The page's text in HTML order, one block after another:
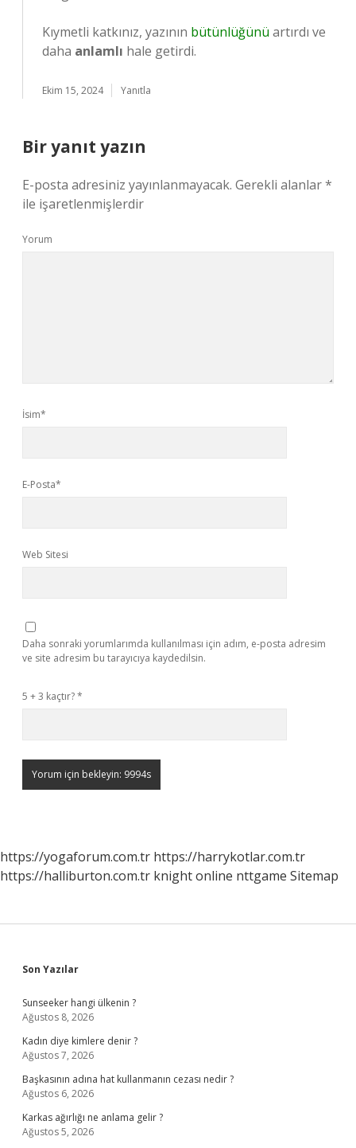
Kıymetli katkınız, yazının bütünlüğünü artırdı ve
daha anlamlı hale getirdi.
Ekim 15, 2024 Yanıtla
Bir yanıt yazın
E-posta adresiniz yayınlanmayacak. Gerekli alanlar*
ile işaretlenmişlerdir
Yorum
İsim*
E-Posta*
Web Sitesi
Daha sonraki yorumlarımda kullanılması için adım, e-posta adresim
ve site adresim bu tarayıcıya kaydedilsin.
5 + 3 kaçtır?*
https://yogaforum.com.tr https://harrykotlar.com.tr
https://halliburton.com.tr knight online nttgame Sitemap
Sidebar
Son Yazılar
Sunseeker hangi ülkenin ?
Ağustos 8, 2026
Kadın diye kimlere denir ?
Ağustos 7, 2026
Başkasının adına hat kullanmanın cezası nedir ?
Ağustos 6, 2026
Karkas ağırlığı ne anlama gelir ?
Ağustos 5, 2026